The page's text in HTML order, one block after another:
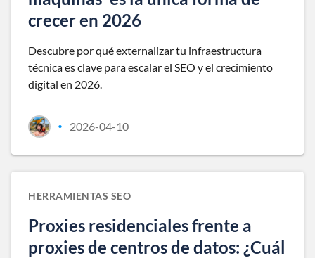
crecer en 2026
Descubre por qué externalizar tu infraestructura
técnica es clave para escalar el SEO y el crecimiento
digital en 2026.
• 2026-04-10
HERRAMIENTAS SEO
Proxies residenciales frente a
proxies de centros de datos: ¿Cuál